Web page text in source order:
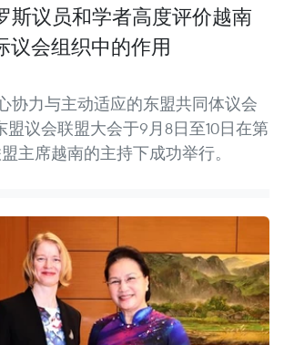
斯议员和学者高度评价越南
议会组织中的作用
协力与主动适应的东盟共同体议会
盟议会联盟大会于9月8日至10日在第
主席越南的主持下成功举行。